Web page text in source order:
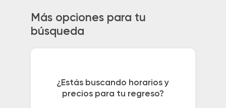
Más opciones para tu
búsqueda
¿Estás buscando horarios y
precios para tu regreso?